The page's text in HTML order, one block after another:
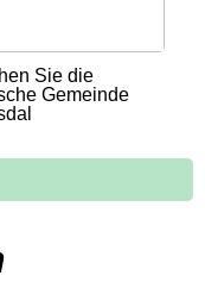
Sie die
Gemeinde